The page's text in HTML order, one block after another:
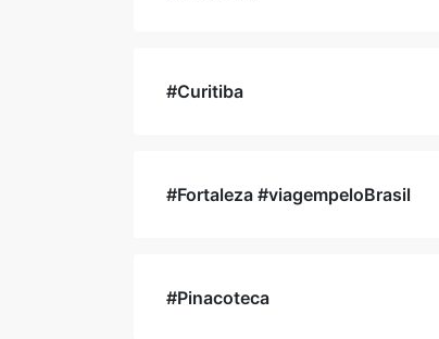
#Curitiba
#Fortaleza #viagempeloBrasil
#Pinacoteca